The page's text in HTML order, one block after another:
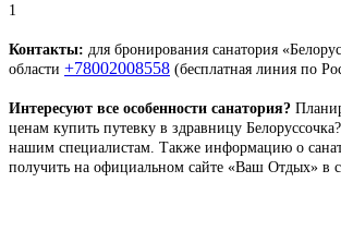
1
Контакты: для бронирования санатория
области +78002008558 (бесплатная линия по
Интересуют все особенности санатория?
ценам купить путевку в здравницу
нашим специалистам. Также информацию о
получить на официальном сайте «Ваш Отдых» в